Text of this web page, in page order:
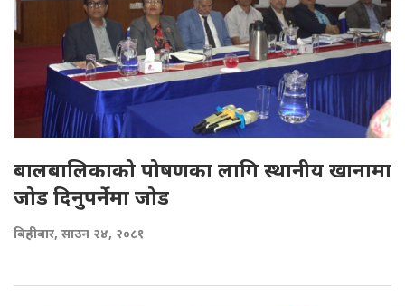
बालबालिकाको पोषणका लागि स्थानीय खानामा
जोड दिनुपर्नेमा जोड
बिहीबार, साउन २४, २०८१